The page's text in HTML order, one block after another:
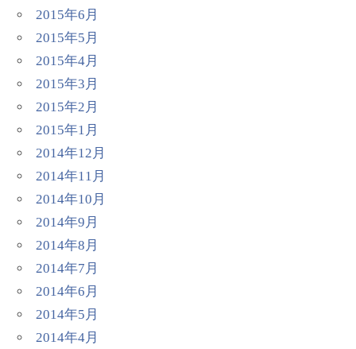
2015年6月
2015年5月
2015年4月
2015年3月
2015年2月
2015年1月
2014年12月
2014年11月
2014年10月
2014年9月
2014年8月
2014年7月
2014年6月
2014年5月
2014年4月